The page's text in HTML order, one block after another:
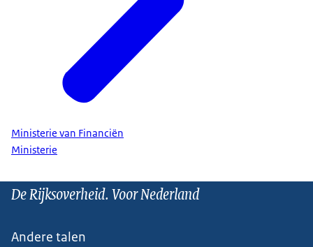
Ministerie van Financiën
Ministerie
De Rijksoverheid. Voor Nederland
Andere talen